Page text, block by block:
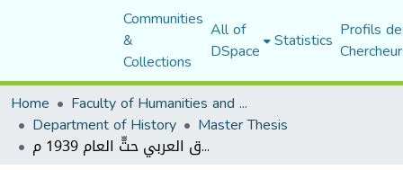
Communities
&
Collections
All of
DSpace Statistics Profils
Home
Faculty of Humanities and Social Sciences
Department of History Master Thesis
ثورة عزّ الدّين القسّام وتداعياته ا على المشرق العربي حتّّ العام 1939 م